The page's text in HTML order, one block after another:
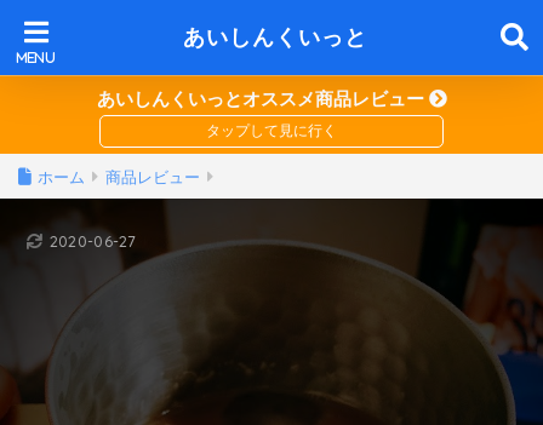
あいしんくいっと
あいしんくいっとオススメ商品レビュー
ホーム 商品レビュー
2020-06-27